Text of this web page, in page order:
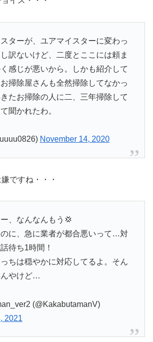
ターが、ユアマイスターに変わっ
訳ないけど、二度とここには頼ま
感じが悪いから。しかも紹介して
掃除屋さんも全然掃除してなかっ
たお掃除の人に二、三年掃除して
聞かれたわ。
November 14, 2020
ですね・・・
、なんなんもう💢
に、急に業者が都合悪いって…対
待ち1時間！
ちは穏やかに対応してるよ。そん
んやけど…
(@KakabutamanV)
2021